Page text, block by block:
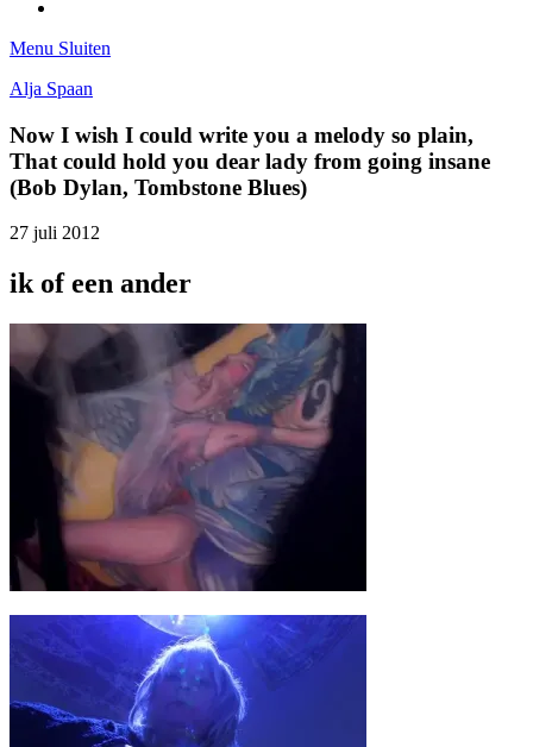
Menu Sluiten
Alja Spaan
Now I wish I could write you a melody so plain,
That could hold you dear lady from going insane
(Bob Dylan, Tombstone Blues)
27 juli 2012
ik of een ander